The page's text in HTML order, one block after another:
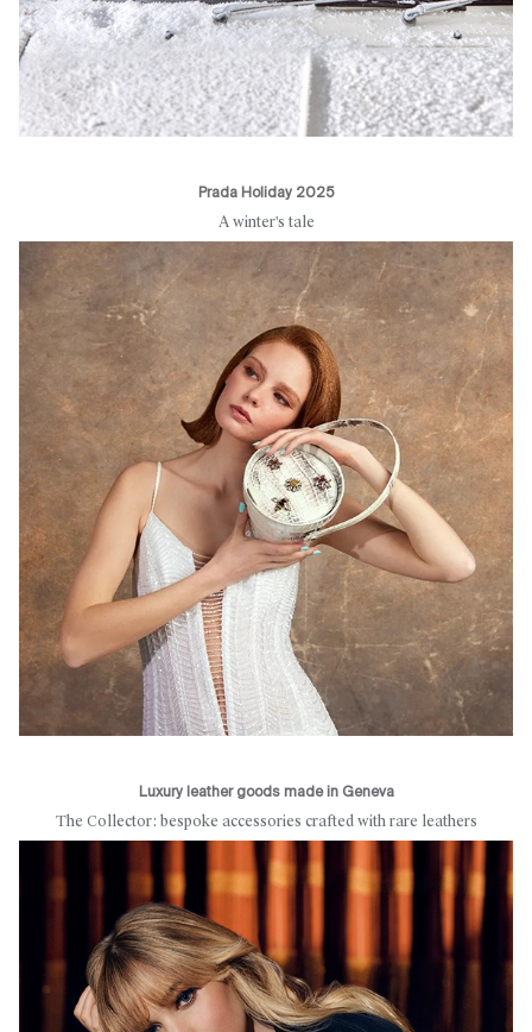
Prada Holiday 2025
A winter's tale
Luxury leather goods made in Geneva
The Collector: bespoke accessories crafted with rare leathers